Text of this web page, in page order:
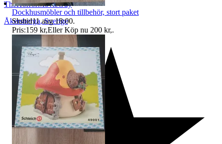
TheHorrorMovieGuy
Åkersberga,Sverige
Dockhusmöbler och tillbehör, stort paket
Sluttid11 aug 18:00.
Pris:159 kr,Eller Köp nu 200 kr,.